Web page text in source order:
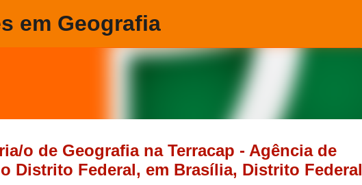
em Geografia
o de Geografia na Terracap - Agência de
Distrito Federal, em Brasília, Distrito Federal